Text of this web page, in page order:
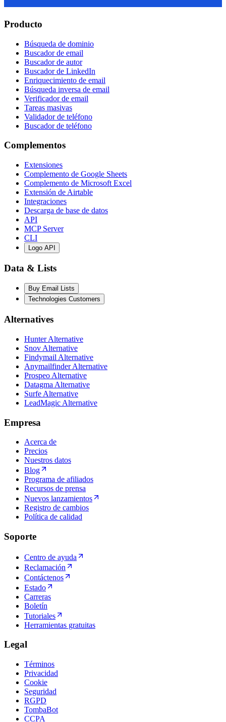
Producto
Búsqueda de dominio
Buscador de email
Buscador de autor
Buscador de LinkedIn
Enriquecimiento de email
Búsqueda inversa de email
Verificador de email
Tareas masivas
Validador de teléfono
Buscador de teléfono
Complementos
Extensiones
Complemento de Google Sheets
Complemento de Microsoft Excel
Extensión de Airtable
Integraciones
Descarga de base de datos
API
MCP Server
CLI
Logo API
Data & Lists
Buy Email Lists
Technologies Customers
Alternatives
Hunter Alternative
Snov Alternative
Findymail Alternative
Anymailfinder Alternative
Prospeo Alternative
Datagma Alternative
Surfe Alternative
LeadMagic Alternative
Empresa
Acerca de
Precios
Nuestros datos
Blog
Programa de afiliados
Recursos de prensa
Nuevos lanzamientos
Registro de cambios
Política de calidad
Soporte
Centro de ayuda
Reclamación
Contáctenos
Estado
Carreras
Boletín
Tutoriales
Herramientas gratuitas
Legal
Términos
Privacidad
Cookie
Seguridad
RGPD
TombaBot
CCPA